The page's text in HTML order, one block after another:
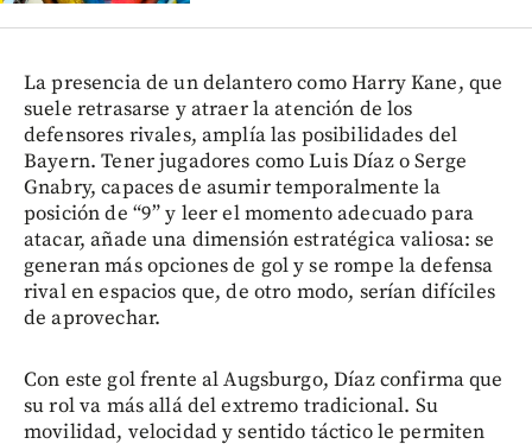
La presencia de un delantero como Harry Kane, que
suele retrasarse y atraer la atención de los
defensores rivales, amplía las posibilidades del
Bayern. Tener jugadores como Luis Díaz o Serge
Gnabry, capaces de asumir temporalmente la
posición de “9” y leer el momento adecuado para
atacar, añade una dimensión estratégica valiosa: se
generan más opciones de gol y se rompe la defensa
rival en espacios que, de otro modo, serían difíciles
de aprovechar.
Con este gol frente al Augsburgo, Díaz confirma que
su rol va más allá del extremo tradicional. Su
movilidad, velocidad y sentido táctico le permiten